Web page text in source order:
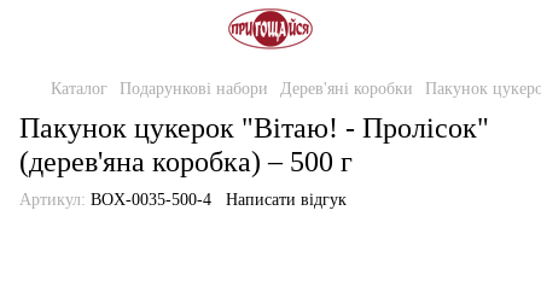
Каталог Подарункові набори Дерев'яні коробки Пакунок
Пакунок цукерок "Вітаю! - Пролісок"
(дерев'яна коробка) – 500 г
Артикул: BOX-0035-500-4 Написати відгук